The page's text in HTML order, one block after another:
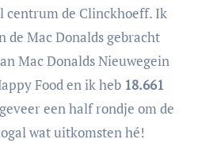
centrum de Clinckhoeff. Ik
de Mac Donalds gebracht
Mac Donalds Nieuwegein
Food en ik heb 18.661
een half rondje om de
wat uitkomsten hé!